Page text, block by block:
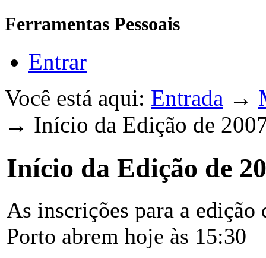
Ferramentas Pessoais
Entrar
Você está aqui: Entrada →
→ Início da Edição de
Início da Edição de
As inscrições para a edição
Porto abrem hoje às 15:30